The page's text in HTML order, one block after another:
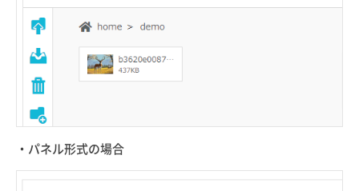
・パネル形式の場合